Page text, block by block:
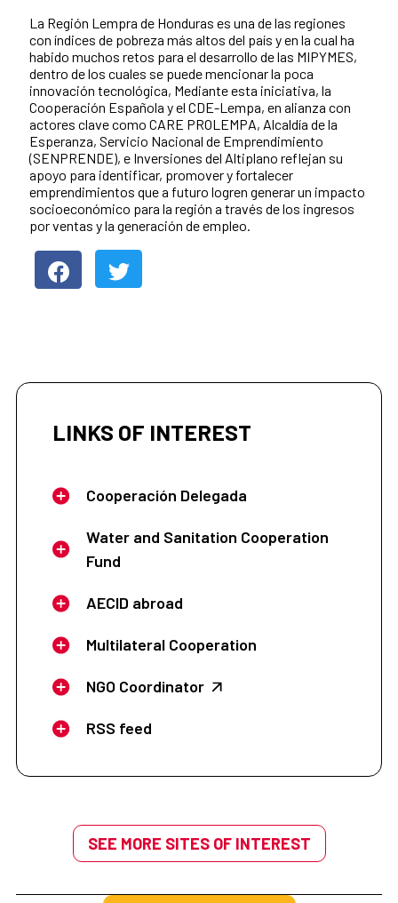
La Región Lempra de Honduras es una de las regiones
con índices de pobreza más altos del país y en la cual ha
habido muchos retos para el desarrollo de las MIPYMES,
dentro de los cuales se puede mencionar la poca
innovación tecnológica, Mediante esta iniciativa, la
Cooperación Española y el CDE-Lempa, en alianza con
actores clave como CARE PROLEMPA, Alcaldía de la
Esperanza, Servicio Nacional de Emprendimiento
(SENPRENDE), e Inversiones del Altiplano reflejan su
apoyo para identificar, promover y fortalecer
emprendimientos que a futuro logren generar un impacto
socioeconómico para la región a través de los ingresos
por ventas y la generación de empleo.
LINKS OF INTEREST
Cooperación Delegada
Water and Sanitation Cooperation
Fund
AECID abroad
Multilateral Cooperation
NGO Coordinator
RSS feed
SEE MORE SITES OF INTEREST